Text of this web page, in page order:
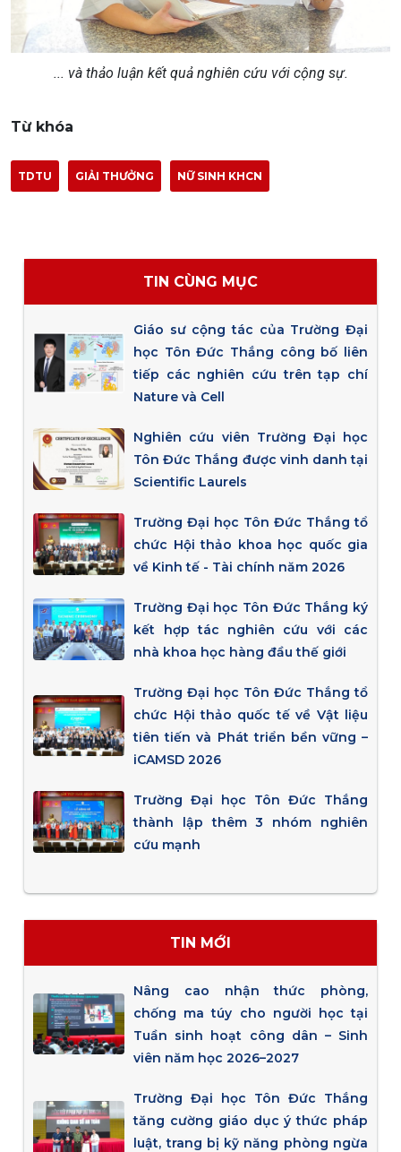
... và thảo luận kết quả nghiên cứu với cộng sự.
Từ khóa
TDTU GIẢI THƯỞNG NỮ SINH KHCN
TIN CÙNG MỤC
Giáo sư cộng tác của Trường Đại
học Tôn Đức Thắng công bố liên
tiếp các nghiên cứu trên tạp chí
Nature và Cell
Nghiên cứu viên Trường Đại học
Tôn Đức Thắng được vinh danh tại
Scientific Laurels
Trường Đại học Tôn Đức Thắng tổ
chức Hội thảo khoa học quốc gia
về Kinh tế - Tài chính năm 2026
Trường Đại học Tôn Đức Thắng ký
kết hợp tác nghiên cứu với các
nhà khoa học hàng đầu thế giới
Trường Đại học Tôn Đức Thắng tổ
chức Hội thảo quốc tế về Vật liệu
tiên tiến và Phát triển bền vững –
iCAMSD 2026
Trường Đại học Tôn Đức Thắng
thành lập thêm 3 nhóm nghiên
cứu mạnh
TIN MỚI
Nâng cao nhận thức phòng,
chống ma túy cho người học tại
Tuần sinh hoạt công dân – Sinh
viên năm học 2026–2027
Trường Đại học Tôn Đức Thắng
tăng cường giáo dục ý thức pháp
luật, trang bị kỹ năng phòng ngừa